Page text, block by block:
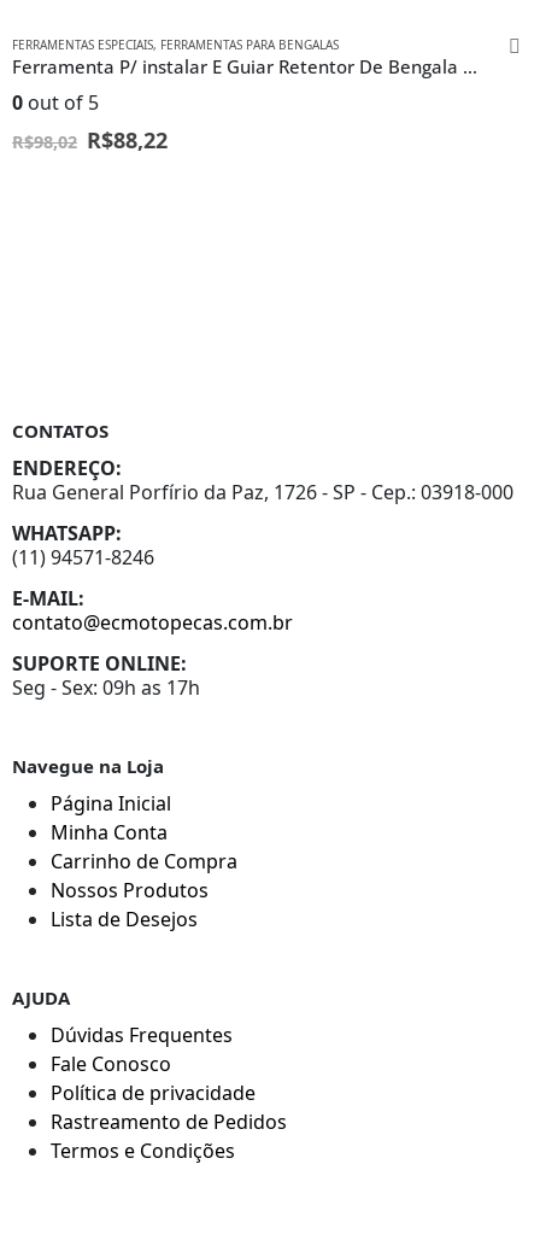
FERRAMENTAS ESPECIAIS, FERRAMENTAS PARA BENGALAS
Ferramenta P/ instalar E Guiar Retentor De Bengala Nx Falcon
0 out of 5
R$98,02 R$88,22
CONTATOS
ENDEREÇO:
Rua General Porfírio da Paz, 1726 - SP - Cep.: 03918-000
WHATSAPP:
(11) 94571-8246
E-MAIL:
contato@ecmotopecas.com.br
SUPORTE ONLINE:
Seg - Sex: 09h as 17h
Navegue na Loja
Página Inicial
Minha Conta
Carrinho de Compra
Nossos Produtos
Lista de Desejos
AJUDA
Dúvidas Frequentes
Fale Conosco
Política de privacidade
Rastreamento de Pedidos
Termos e Condições